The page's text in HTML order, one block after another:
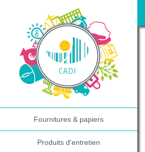
Fournitures & papiers
Produits d'entretien